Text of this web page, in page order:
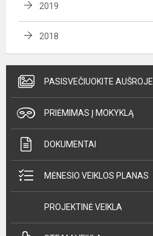
2019
2018
PASISVEČIUOKITE AUŠROJE
PRIĖMIMAS Į MOKYKLĄ
DOKUMENTAI
MĖNESIO VEIKLOS PLANAS
PROJEKTINĖ VEIKLA